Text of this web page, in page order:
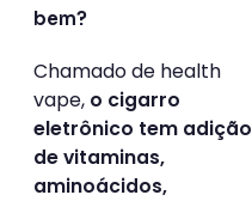
bem?
Chamado de health
vape, o cigarro
eletrônico tem adição
de vitaminas,
aminoácidos,